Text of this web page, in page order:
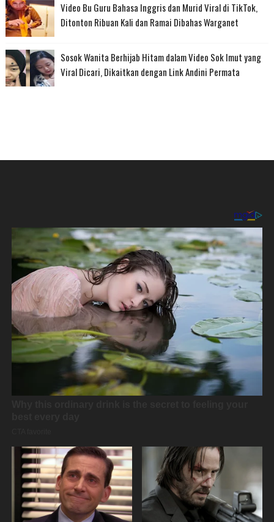
Video Bu Guru Bahasa Inggris dan Murid Viral di TikTok,
Ditonton Ribuan Kali dan Ramai Dibahas Warganet
Sosok Wanita Berhijab Hitam dalam Video Sok Imut yang
Viral Dicari, Dikaitkan dengan Link Andini Permata